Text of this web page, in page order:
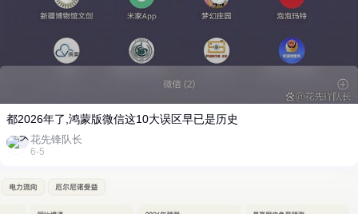
都2026年了,鸿蒙版微信这10大误区早已是历史
花先锋队长
6-5